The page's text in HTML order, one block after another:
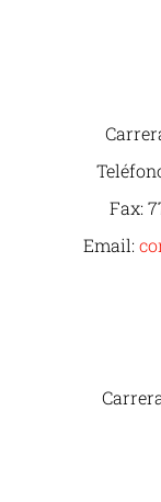
Fax:
Email: